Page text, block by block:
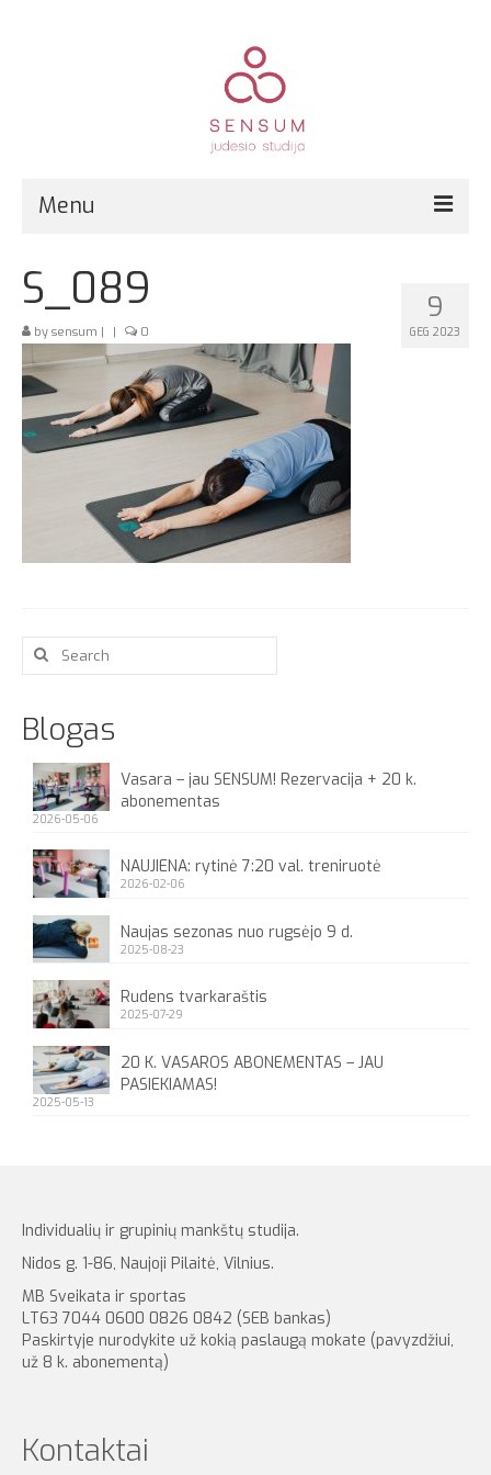
Menu
Pirmą kartą?
Grupinės treniruotės
Kitos paslaugos
Registracija
Kainos
Kontaktai
9
GEG 2023
S_089
by sensum | | 0
Search
for:
Blogas
Vasara – jau SENSUM! Rezervacija + 20 k.
abonementas
2026-05-06
NAUJIENA: rytinė 7:20 val. treniruotė
2026-02-06
Naujas sezonas nuo rugsėjo 9 d.
2025-08-23
Rudens tvarkaraštis
2025-07-29
20 K. VASAROS ABONEMENTAS – JAU
PASIEKIAMAS!
2025-05-13
Individualių ir grupinių mankštų studija.
Nidos g. 1-86, Naujoji Pilaitė, Vilnius.
MB Sveikata ir sportas
LT63 7044 0600 0826 0842 (SEB bankas)
Paskirtyje nurodykite už kokią paslaugą mokate (pavyzdžiui,
už 8 k. abonementą)
Kontaktai